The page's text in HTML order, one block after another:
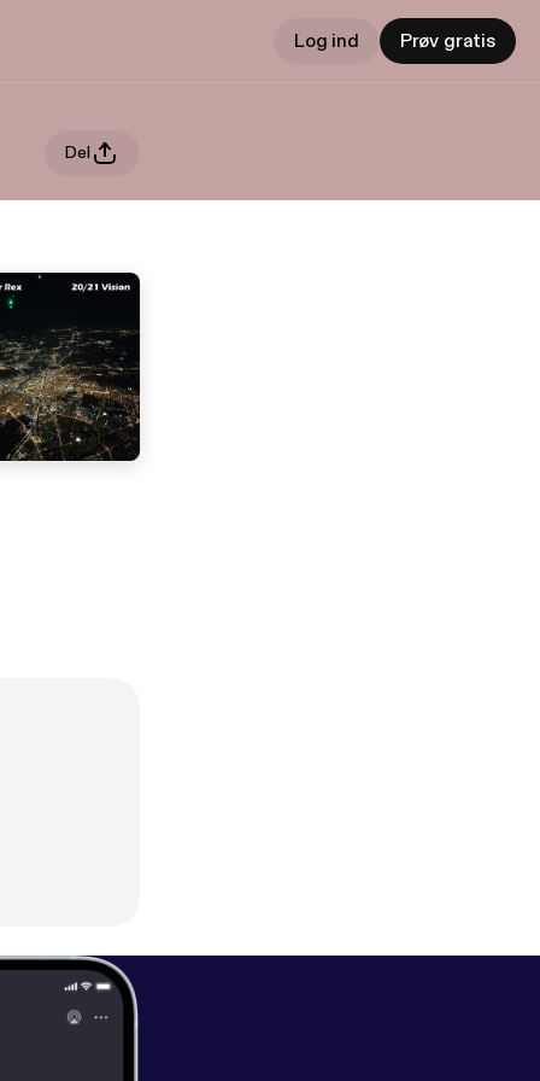
Log ind Prøv gratis
Del